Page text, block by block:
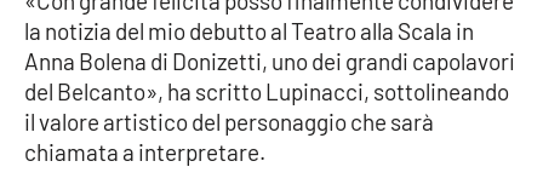
Politica
Sanità
Società
la notizia del mio debutto al Teatro alla Scala in
Anna Bolena di Donizetti, uno dei grandi capolavori
del Belcanto», ha scritto Lupinacci, sottolineando
il valore artistico del personaggio che sarà
chiamata a interpretare.